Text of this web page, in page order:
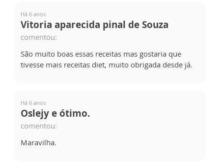
Há 6 anos
Vitoria aparecida pinal de Souza
comentou:
São muito boas essas receitas mas gostaria que
tivesse mais receitas diet, muito obrigada desde já.
Há 6 anos
Oslejy e ótimo.
comentou:
Maravilha.